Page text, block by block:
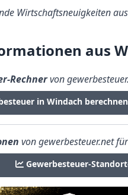
Wirtschaftsneuigkeiten
aus
Rechnervon
in Windach
von gewerbesteuer.net
Gewerbesteuer-